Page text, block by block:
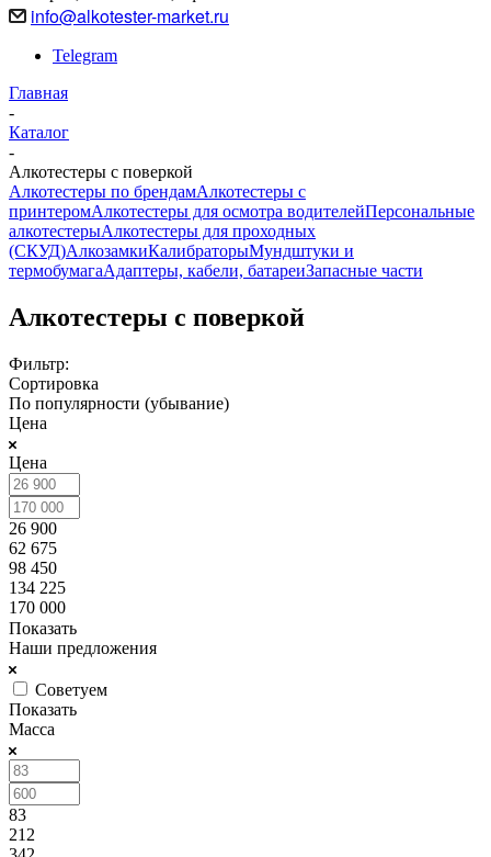
info@alkotester-market.ru
Telegram
Главная
-
Каталог
-
Алкотестеры с поверкой
Алкотестеры по брендамАлкотестеры с
принтеромАлкотестеры для осмотра водителейПерсональные
алкотестерыАлкотестеры для проходных
(СКУД)АлкозамкиКалибраторыМундштуки и
термобумагаАдаптеры, кабели, батареиЗапасные части
Алкотестеры с поверкой
Фильтр:
Сортировка
По популярности (убывание)
Цена
Цена
26 900
62 675
98 450
134 225
170 000
Показать
Наши предложения
Советуем
Показать
Масса
83
212